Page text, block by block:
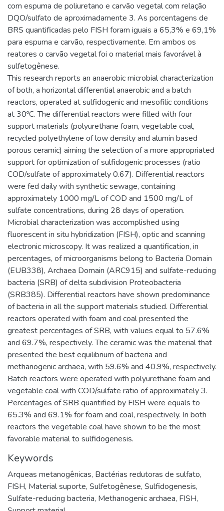
com espuma de poliuretano e carvão vegetal com relação
DQO/sulfato de aproximadamente 3. As porcentagens de
BRS quantificadas pelo FISH foram iguais a 65,3% e 69,1%
para espuma e carvão, respectivamente. Em ambos os
reatores o carvão vegetal foi o material mais favorável à
sulfetogênese.
This research reports an anaerobic microbial characterization
of both, a horizontal differential anaerobic and a batch
reactors, operated at sulfidogenic and mesofilic conditions
at 30ºC. The differential reactors were filled with four
support materials (polyurethane foam, vegetable coal,
recycled polyethylene of low density and alumin based
porous ceramic) aiming the selection of a more appropriated
support for optimization of sulfidogenic processes (ratio
COD/sulfate of approximately 0.67). Differential reactors
were fed daily with synthetic sewage, containing
approximately 1000 mg/L of COD and 1500 mg/L of
sulfate concentrations, during 28 days of operation.
Microbial characterization was accomplished using
fluorescent in situ hybridization (FISH), optic and scanning
electronic microscopy. It was realized a quantification, in
percentages, of microorganisms belong to Bacteria Domain
(EUB338), Archaea Domain (ARC915) and sulfate-reducing
bacteria (SRB) of delta subdivision Proteobacteria
(SRB385). Differential reactors have shown predominance
of bacteria in all the support materials studied. Differential
reactors operated with foam and coal presented the
greatest percentages of SRB, with values equal to 57.6%
and 69.7%, respectively. The ceramic was the material that
presented the best equilibrium of bacteria and
methanogenic archaea, with 59.6% and 40.9%, respectively.
Batch reactors were operated with polyurethane foam and
vegetable coal with COD/sulfate ratio of approximately 3.
Percentages of SRB quantified by FISH were equals to
65.3% and 69.1% for foam and coal, respectively. In both
reactors the vegetable coal have shown to be the most
favorable material to sulfidogenesis.
Keywords
Arqueas metanogênicas, Bactérias redutoras de sulfato,
FISH, Material suporte, Sulfetogênese, Sulfidogenesis,
Sulfate-reducing bacteria, Methanogenic archaea, FISH,